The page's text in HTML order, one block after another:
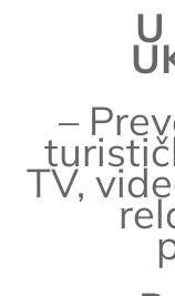
U
–
TV,